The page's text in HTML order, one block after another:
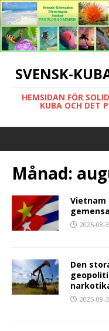
SVENSK-
HEMSIDAN FÖR
KUBA OCH DET
Månad:
Vietnam
2025-08-
Den
2025-08-